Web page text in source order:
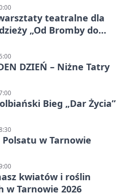
teatralne dla
„Od Bromby do
DZIEŃ – Niżne Tatry
Bieg „Dar Życia”
w Tarnowie
kwiatów i roślin
w Tarnowie 2026